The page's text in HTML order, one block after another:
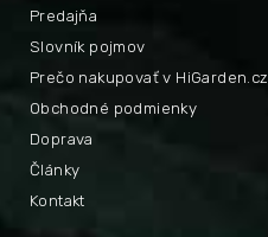
Prečo nakupovať v HiGarden.cz
Obchodné podmienky
Doprava
Predajňa
Články
Slovník pojmov
Kontakt